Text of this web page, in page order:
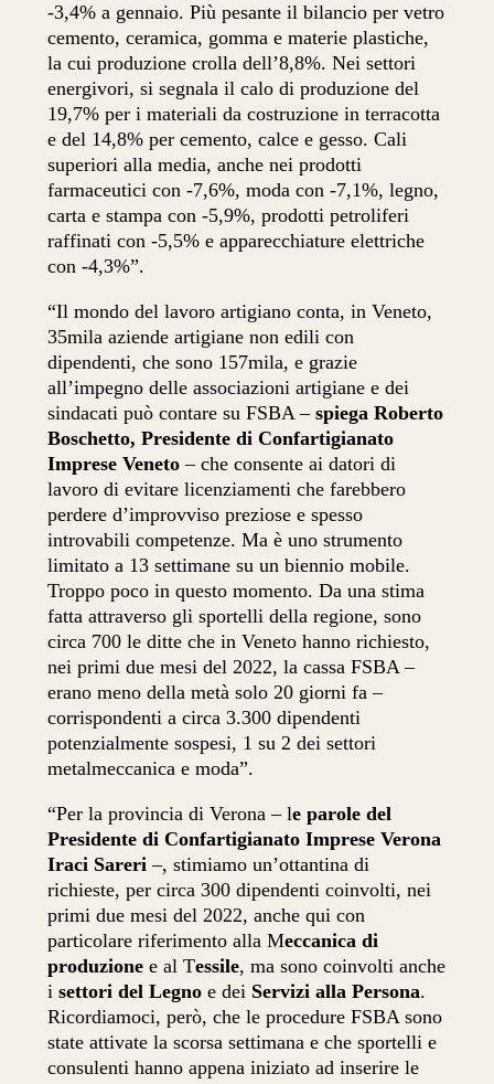
-3,4% a gennaio. Più pesante il bilancio per vetro
cemento, ceramica, gomma e materie plastiche,
la cui produzione crolla dell’8,8%. Nei settori
energivori, si segnala il calo di produzione del
19,7% per i materiali da costruzione in terracotta
e del 14,8% per cemento, calce e gesso. Cali
superiori alla media, anche nei prodotti
farmaceutici con -7,6%, moda con -7,1%, legno,
carta e stampa con -5,9%, prodotti petroliferi
raffinati con -5,5% e apparecchiature elettriche
con -4,3%”.
“Il mondo del lavoro artigiano conta, in Veneto,
35mila aziende artigiane non edili con
dipendenti, che sono 157mila, e grazie
all’impegno delle associazioni artigiane e dei
sindacati può contare su FSBA –spiega Roberto
Boschetto, Presidente di Confartigianato
Imprese Veneto – che consente ai datori di
lavoro di evitare licenziamenti che farebbero
perdere d’improvviso preziose e spesso
introvabili competenze. Ma è uno strumento
limitato a 13 settimane su un biennio mobile.
Troppo poco in questo momento. Da una stima
fatta attraverso gli sportelli della regione, sono
circa 700 le ditte che in Veneto hanno richiesto,
nei primi due mesi del 2022, la cassa FSBA –
erano meno della metà solo 20 giorni fa –
corrispondenti a circa 3.300 dipendenti
potenzialmente sospesi, 1 su 2 dei settori
metalmeccanica e moda”.
“Per la provincia di Verona – le parole del
Presidente di Confartigianato Imprese Verona
Iraci Sareri –, stimiamo un’ottantina di
richieste, per circa 300 dipendenti coinvolti, nei
primi due mesi del 2022, anche qui con
particolare riferimento alla Meccanica di
produzione e al Tessile, ma sono coinvolti anche
isettori del Legnoe dei Servizi alla Persona.
Ricordiamoci, però, che le procedure FSBA sono
state attivate la scorsa settimana e che sportelli e
consulenti hanno appena iniziato ad inserire le